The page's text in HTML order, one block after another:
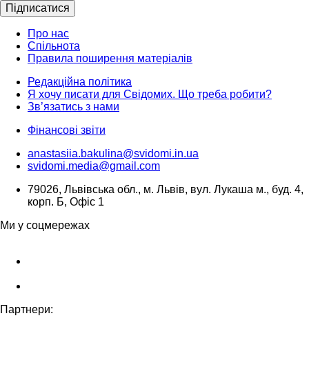
Підписатися
Про нас
Спільнота
Правила поширення матеріалів
Редакційна політика
Я хочу писати для Свідомих. Що треба робити?
Зв’язатись з нами
Фінансові звіти
anastasiia.bakulina@svidomi.in.ua
svidomi.media@gmail.com
79026, Львівська обл., м. Львів, вул. Лукаша м., буд. 4,
корп. Б, Офіс 1
Ми у соцмережах
Партнери: